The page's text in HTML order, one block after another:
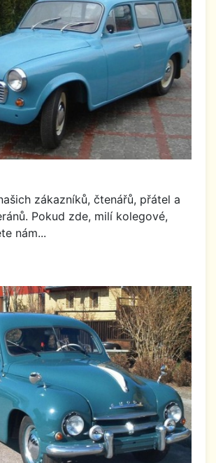
zákazníků, čtenářů, přátel a
Pokud zde, milí kolegové,
nám...